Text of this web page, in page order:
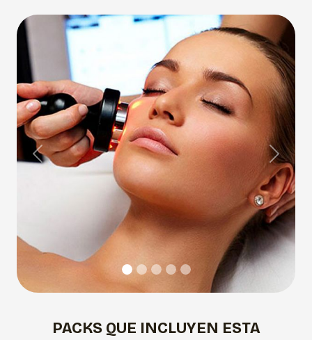
Previous Next
PACKS QUE INCLUYEN ESTA